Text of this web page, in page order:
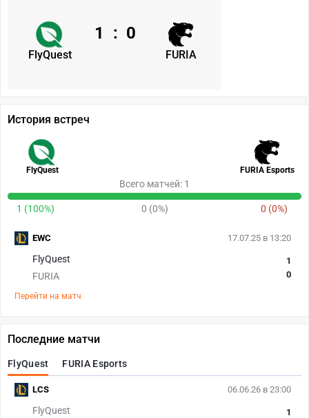
FlyQuest FURIA
1 : 0
История встреч
FlyQuest FURIA Esports
Всего матчей: 1
1 (100%) 0 (0%) 0 (0%)
17.07.25 в 13:20
FlyQuest
FURIA
1
0
Перейти на матч
EWC
Последние матчи
FlyQuest FURIA Esports
06.06.26 в 23:00
FlyQuest
1
LCS